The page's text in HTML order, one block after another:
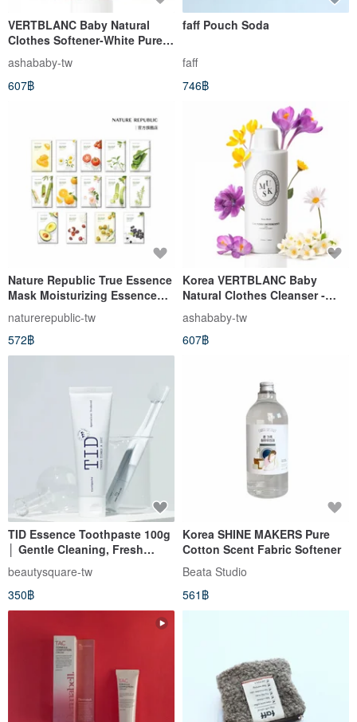
VERTBLANC Baby Natural
Clothes Softener-White Pure
(1000ml)
ashababy-tw
607฿
faff Pouch Soda
faff
746฿
Nature Republic True Essence
Mask Moisturizing Essence
Gentle 10pcs
naturerepublic-tw
572฿
Korea VERTBLANC Baby
Natural Clothes Cleanser -
White Musk (1000ml)
ashababy-tw
607฿
TID Essence Toothpaste 100g
│ Gentle Cleaning, Fresh
Breath, Korean Quality Care
beautysquare-tw
350฿
Korea SHINE MAKERS Pure
Cotton Scent Fabric Softener
Beata Studio
561฿